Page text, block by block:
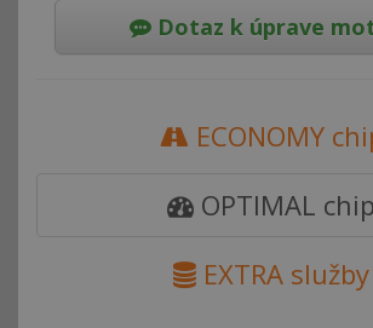
Dotaz k úprave
ECONOMY
OPTIMAL chip
EXTRA služby